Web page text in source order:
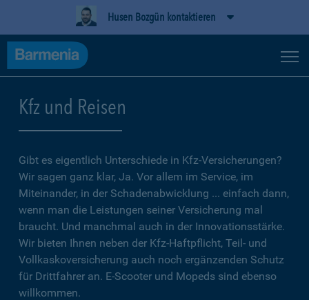
Husen Bozgün kontaktieren
Kfz und Reisen
Gibt es eigentlich Unterschiede in Kfz-Versicherungen?
Wir sagen ganz klar, Ja. Vor allem im Service, im
Miteinander, in der Schadenabwicklung ... einfach dann,
wenn man die Leistungen seiner Versicherung mal
braucht. Und manchmal auch in der Innovationsstärke.
Wir bieten Ihnen neben der Kfz-Haftpflicht, Teil- und
Vollkaskoversicherung auch noch ergänzenden Schutz
für Drittfahrer an. E-Scooter und Mopeds sind ebenso
willkommen.